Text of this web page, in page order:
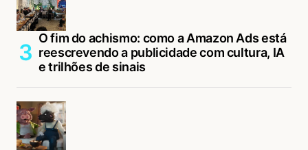
O fim do achismo: como a Amazon Ads está
reescrevendo a publicidade com cultura, IA
e trilhões de sinais